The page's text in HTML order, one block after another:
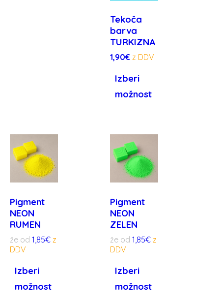
Tekoča
barva
TURKIZNA
1,90€
Izberi
možnost
Pigment
NEON
RUMEN
že od 1,85€
Izberi
možnost
Pigment
NEON
ZELEN
že od 1,85€
Izberi
možnost